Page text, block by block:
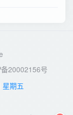
20002156号
期五